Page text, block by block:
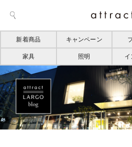
新着商品 キャンペーン
家具 照明 イ